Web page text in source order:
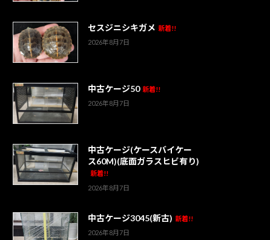
セスジニシキガメ 新着!!
2026年8月7日
中古ケージ50 新着!!
2026年8月7日
中古ケージ(ケースバイケー
ス60M)(底面ガラスヒビ有り)
新着!!
2026年8月7日
中古ケージ3045(新古) 新着!!
2026年8月7日